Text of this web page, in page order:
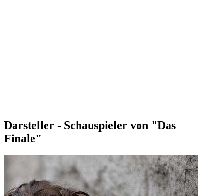
Darsteller - Schauspieler von "Das
Finale"